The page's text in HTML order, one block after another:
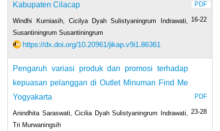
Kabupaten Cilacap
Windhi Kurniasih, Cicilya Dyah Sulistyaningrum Indrawati,
Susantiningrum Susantiningrum
https://dx.doi.org/10.20961/jikap.v9i1.86361
PDF
16-22
Pengaruh variasi produk dan promosi terhadap
kepuasan pelanggan di Outlet Minuman Find Me
Yogyakarta
Anindhita Saraswati, Cicilia Dyah Sulistyaningrum Indrawati,
Tri Murwaningsih
PDF
23-28